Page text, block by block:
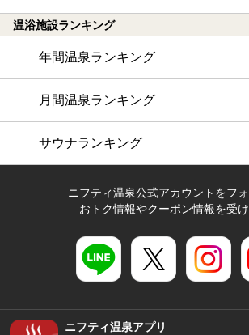
温浴施設ランキング
年間温泉ランキング
月間温泉ランキング
サウナランキング
ニフティ温泉公式アカウントをフ
おトク情報やクーポン情報を受
ニフティ温泉アプリ